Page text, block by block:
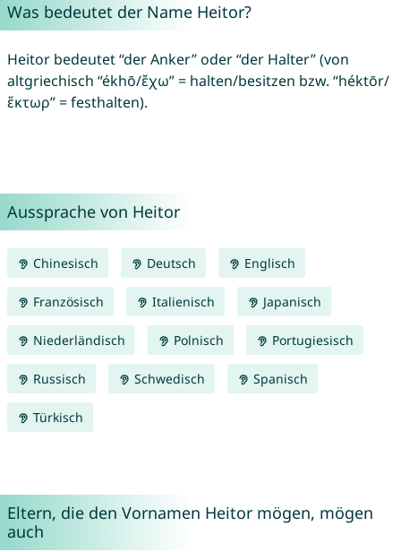
Was bedeutet der Name Heitor?
Heitor bedeutet “der Anker” oder “der Halter” (von
altgriechisch “ékhō/ἔχω” = halten/besitzen bzw. “héktōr/
ἕκτωρ” = festhalten).
Aussprache von Heitor
Chinesisch Deutsch Englisch
Französisch Italienisch Japanisch
Niederländisch Polnisch Portugiesisch
Russisch Schwedisch Spanisch
Türkisch
Eltern, die den Vornamen Heitor mögen, mögen
auch